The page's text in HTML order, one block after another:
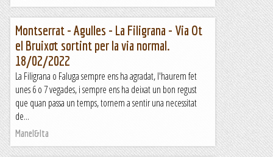
Montserrat - Agulles - La Filigrana - Via Ot
el Bruixot sortint per la via normal.
18/02/2022
La Filigrana o Faluga sempre ens ha agradat, l'haurem fet
unes 6 o 7 vegades, i sempre ens ha deixat un bon regust
que quan passa un temps, tornem a sentir una necessitat
de...
Manel&Ita